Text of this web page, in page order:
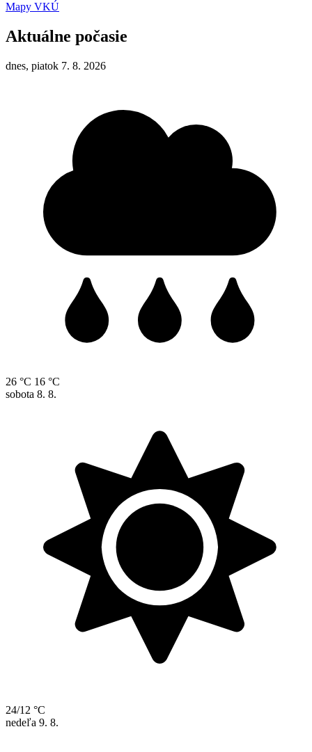
Mapy VKÚ
Aktuálne počasie
dnes, piatok 7. 8. 2026
26 °C 16 °C
sobota 8. 8.
24/12 °C
nedeľa 9. 8.